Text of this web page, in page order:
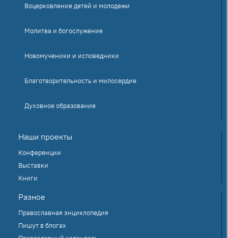
Воцерковление детей и молодежи
Молитва и богослужение
Новомученики и исповедники
Благотворительность и милосердие
Духовное образование
Наши проекты
Конференции
Выставки
Книги
Разное
Православная энциклопедия
Пишут в блогах